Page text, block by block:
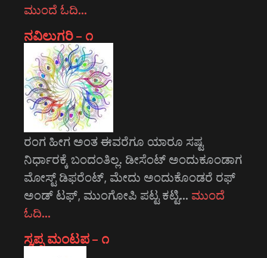
ಮುಂದೆ ಓದಿ…
ನವಿಲುಗರಿ – ೧
ರಂಗ ಹೀಗ ಅಂತ ಈವರೆಗೂ ಯಾರೂ ಸಷ್ಟ
ನಿರ್ಧಾರಕ್ಕೆ ಬಂದಂತಿಲ್ಲ. ಡೀಸೆಂಟ್ ಅಂದುಕೂಂಡಾಗ
ಮೋಸ್ಟ್‌ ಡಿಫರೆಂಟ್‌, ಮೇದು ಅಂದುಕೊಂಡರೆ ರಫ್
ಅಂಡ್ ಟಫ್, ಮುಂಗೋಪಿ ಪಟ್ಟ ಕಟ್ಟಿ… ಮುಂದೆ
ಓದಿ…
ಸ್ವಪ್ನ ಮಂಟಪ – ೧